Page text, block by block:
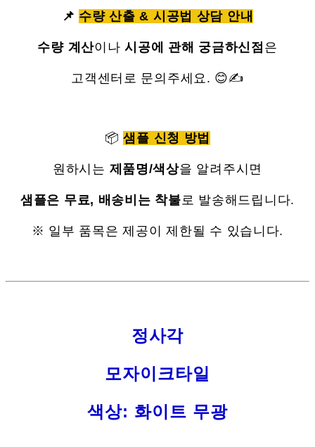
📌 수량 산출 & 시공법 상담 안내
수량 계산이나시공에 관해 궁금하신점 은
고객센터로 문의주세요. 😊✍
📦샘플 신청 방법
원하시는 제품명/색상을 알려주시면
샘플은 무료, 배송비는 착불로 발송해드립니다.
※ 일부 품목은 제공이 제한될 수 있습니다.
정사각
모자이크타일
색상: 화이트 무광